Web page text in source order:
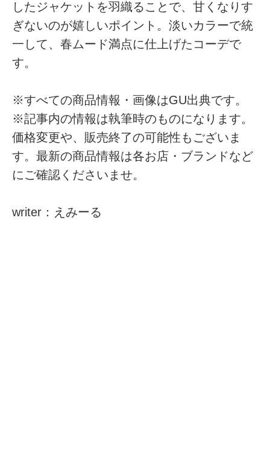
したジャケットを羽織ることで、甘くなりす
ぎないのが嬉しいポイント。淡いカラーで統
一して、春ムード満点に仕上げたコーデで
す。
※すべての商品情報・画像はGU出典です。
※記事内の情報は執筆時のものになります。
価格変更や、販売終了の可能性もございま
す。最新の商品情報は各お店・ブランドなど
にご確認くださいませ。
writer：えみーる